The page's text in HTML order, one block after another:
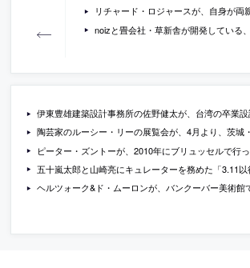
リチャード・ロジャースが、自身が両親のために設計した住宅を、ハ
noizと畳会社・草新舎が開発している、アルゴリズミック・デザイン
伊東豊雄建築設計事務所の佐野健太が、台湾の卒業設計を講評した際
陶芸家のルーシー・リーの展覧会が、4月より、茨城・千葉・姫路・郡山・静岡と巡回し
ピーター・ズントーが、2010年にブリュッセルで行ったレクチャーの
五十嵐太郎と山崎亮にキュレーターを務めた「3.11以後の建築」展について聞いているイン
ヘルツォーク&ド・ムーロンが、バンクーバー美術館で行っている展覧会「Material Future」